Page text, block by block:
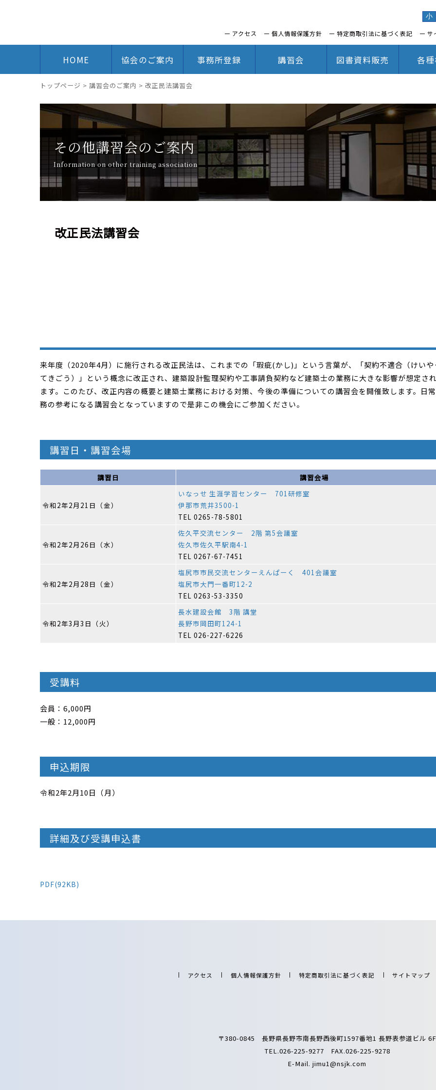
小
アクセス 個人情報保護方針 特定商取引法に基づく表記 サ
HOME 協会のご案内 事務所登録 講習会 図書資料販売 各
トップページ > 講習会のご案内 > 改正民法講習会
その他講習会のご案内
Information on other training association
改正民法講習会
来年度（2020年4月）に施行される改正民法は、これまでの「瑕疵(かし)」という言葉が、「契約不適合（けいや
てきごう）」という概念に改正され、建築設計監理契約や工事請負契約など建築士の業務に大きな影響が想定さ
ます。このたび、改正内容の概要と建築士業務における対策、今後の準備についての講習会を開催致します。日
務の参考になる講習会となっていますので是非この機会にご参加ください。
講習日・講習会場
講習日 講習会場
令和2年2月21日（金）
いなっせ 生涯学習センター 701研修室
伊那市荒井3500-1
TEL 0265-78-5801
令和2年2月26日（水）
佐久平交流センター 2階 第5会議室
佐久市佐久平駅南4-1
TEL 0267-67-7451
令和2年2月28日（金）
塩尻市市民交流センターえんぱーく 401会議室
塩尻市大門一番町12-2
TEL 0263-53-3350
令和2年3月3日（火）
長水建設会館 3階 講堂
長野市岡田町124-1
TEL 026-227-6226
受講料
会員：6,000円
一般：12,000円
申込期限
令和2年2月10日（月）
詳細及び受講申込書
PDF(92KB)
アクセス 個人情報保護方針 特定商取引法に基づく表記 サイトマップ
〒380-0845 長野県長野市南長野西後町1597番地1 長野表参道ビル 6F
TEL.026-225-9277 FAX.026-225-9278
E-Mail. jimu1@nsjk.com